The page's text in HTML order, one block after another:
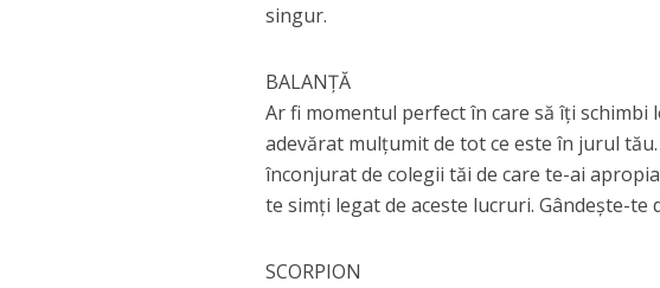
singur.
BALANȚĂ
Ar fi momentul perfect în care să îți schimbi
adevărat mulțumit de tot ce este în jurul
înconjurat de colegii tăi de care te-ai
te simți legat de aceste lucruri. Gândește-te
SCORPION